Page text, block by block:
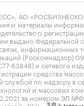
АО
и материалы
о
выдано Федеральной
информационных
(Роскомнадзор)
63848) и сетевого
средства
по надзору в
и массовых
за номером ЭЛ